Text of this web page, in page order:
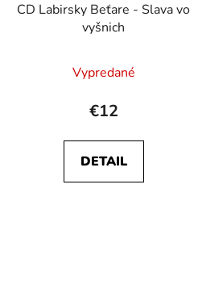
CD Labirsky Beťare - Slava vo
vyšnich
Vypredané
€12
DETAIL